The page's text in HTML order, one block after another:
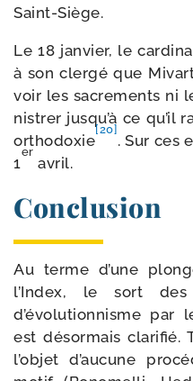
Saint-Siège.
Le 18 jan­vier, le
à son cler­gé que
voir les sacre­ments ni
nis­trer jusqu’à ce qu’il
ortho­doxie
[20]
. Sur ces
1
er
avril.
Conclusion
Au terme d’une
l’Index, le sort
d’évolutionnisme par
est désor­mais cla­ri­fié.
l’objet d’aucune